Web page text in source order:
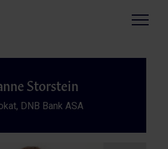
Menu
Storstein
DNB Bank ASA